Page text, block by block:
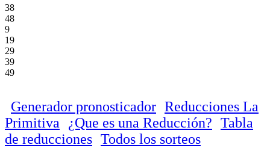
38
48
9
19
29
39
49
Generador pronosticador Reducciones La
Primitiva
¿Que es una Reducción? Tabla
de reducciones Todos los sorteos